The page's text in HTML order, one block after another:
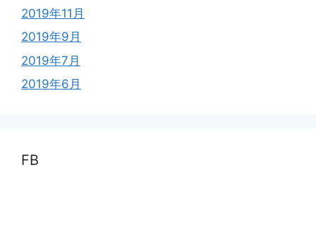
2019年11月
2019年9月
2019年7月
2019年6月
FB